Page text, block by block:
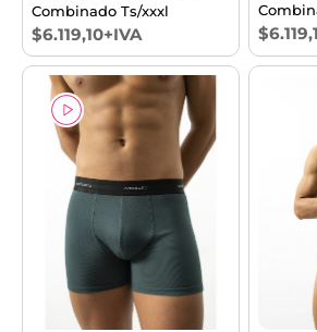
Combinado Ts/xxxl
$6.119,10+IVA